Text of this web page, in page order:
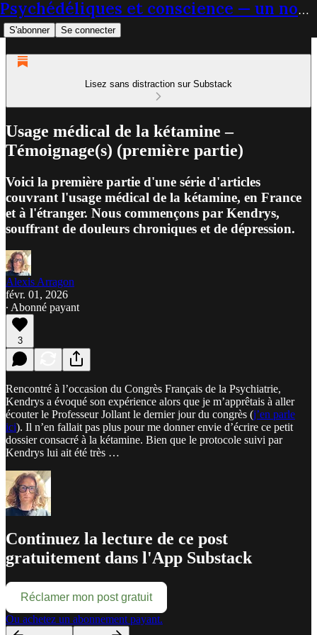
Psychédéliques et conscience — un nouveau paradigme du soin
S'abonner Se connecter
Lisez sans distraction sur Substack
Usage médical de la kétamine –
Témoignage(s) (première partie)
Voici la première partie d'une série d'articles
couvrant l'usage médical de la kétamine, en France
et à l'étranger. Nous commençons par Kendrys,
souffrant de douleurs chroniques et de dépression.
Alexis Arragon
févr. 01, 2026
∙ Abonné payant
3
Rencontré à l’occasion du Congrès Français de la Psychiatrie,
Kendrys a évoqué son expérience alors que je m’apprêtais à aller
écouter le Professeur Jollant le dernier jour du congrès (j’en parle
ici). Il n’en fallait pas plus pour me donner envie d’écrire ce petit
dossier consacré à la kétamine. Bien que le protocole suivi par
Kendrys lui ait été très …
Continuez la lecture de ce post
gratuitement dans l'App Substack
Réclamer mon post gratuit
Ou achetez un abonnement payant.